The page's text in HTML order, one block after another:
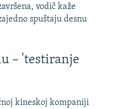
vodič kaže
spuštaju desnu
– 'testiranje
kineskoj kompaniji